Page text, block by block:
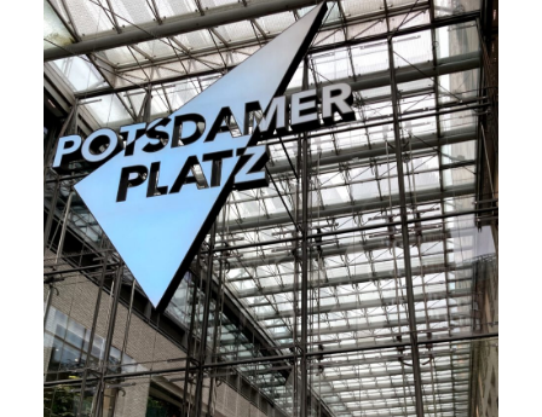
NETZWERK
SPONSORING
KONTAKT